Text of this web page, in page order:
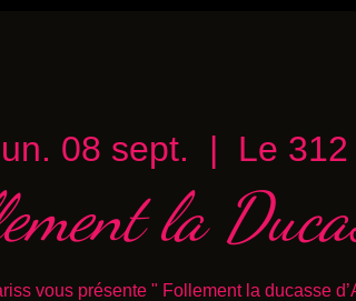
08 sept.
  |
Le
la
vous présente " Follement la ducasse